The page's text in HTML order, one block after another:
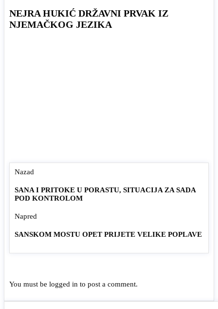
NEJRA HUKIĆ DRŽAVNI PRVAK IZ
NJEMAČKOG JEZIKA
Nazad
SANA I PRITOKE U PORASTU, SITUACIJA ZA SADA
POD KONTROLOM
Napred
SANSKOM MOSTU OPET PRIJETE VELIKE POPLAVE
You must be logged in to post a comment.